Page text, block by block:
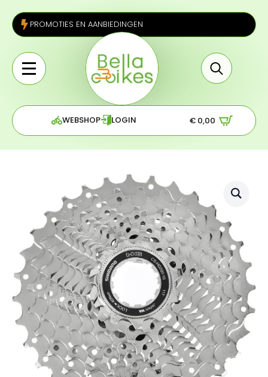
PROMOTIES EN AANBIEDINGEN
for:
WEBSHOP LOGIN € 0,00